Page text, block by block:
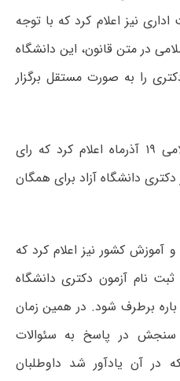
نیز اعلام کرد که با توجه
در متن قانون، این دانشگاه
را به صورت مستقل برگزار
دفتر حقوقی دانشگاه آزاد اسلامی ۱۹ آذرماه اعلام کرد که رای
دکتری دانشگاه آزاد برای همگان
کشور نیز اعلام کرد که
نام آزمون دکتری دانشگاه
باره برطرف شود. در همین زمان
سنجش در پاسخ به سئوالات
در آن یادآور شد داوطلبان